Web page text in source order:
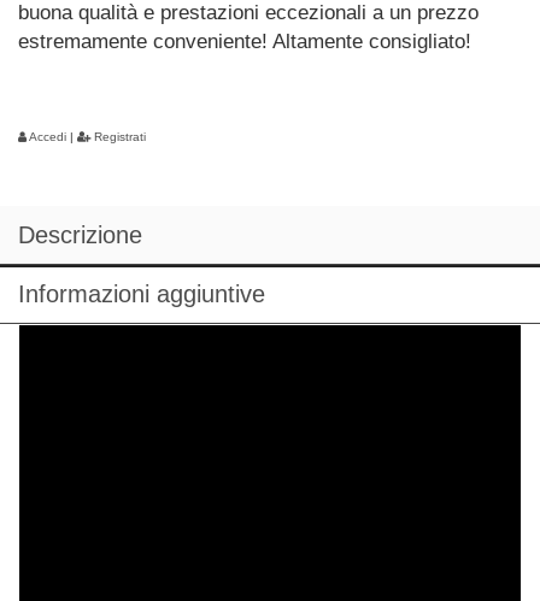
buona qualità e prestazioni eccezionali a un prezzo
estremamente conveniente! Altamente consigliato!
Accedi | Registrati
Descrizione
Informazioni aggiuntive